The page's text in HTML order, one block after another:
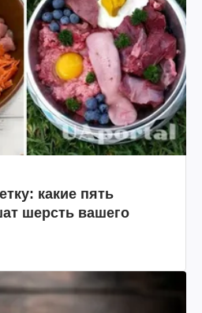
какие пять
шерсть вашего